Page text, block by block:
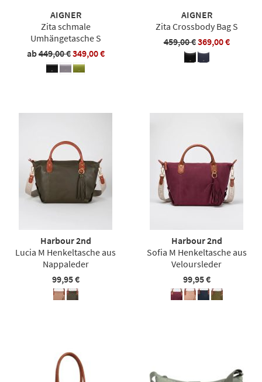
AIGNER
Zita schmale
Umhängetasche S
ab449,00 €349,00 €
AIGNER
Zita Crossbody Bag S
459,00 €369,00 €
Harbour 2nd
Lucia M Henkeltasche aus
Nappaleder
99,95 €
Harbour 2nd
Sofia M Henkeltasche aus
Veloursleder
99,95 €